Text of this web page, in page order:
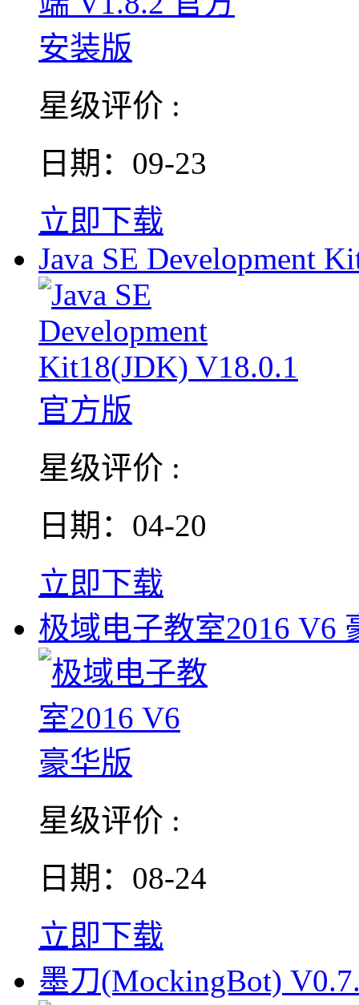
星级评价 :
日期：09-23
立即下载
Java SE Development
星级评价 :
日期：04-20
立即下载
极域电子教室2016 V6
星级评价 :
日期：08-24
立即下载
墨刀(MockingBot)